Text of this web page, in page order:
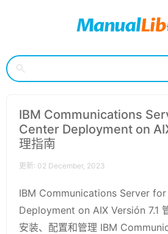
IBM Communications
Center Deployment on
理指南
更新: 02 December, 2023
IBM Communications Server
Deployment on AIX Versión 7.1
安装、配置和管理 IBM